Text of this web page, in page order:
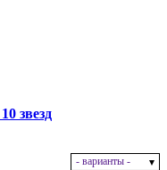
звезд
- варианты -